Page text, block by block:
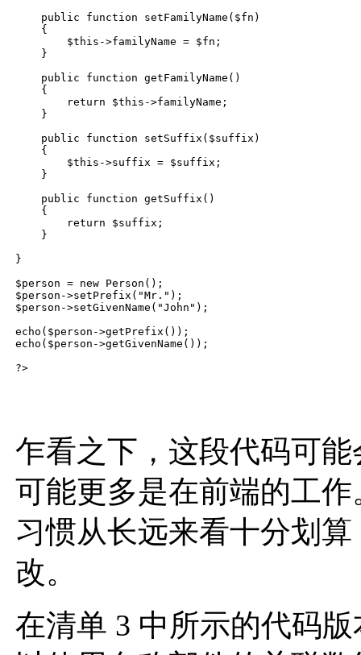
    public function setFamilyName($fn)
    {
        $this->familyName = $fn;
    }
    public function getFamilyName()
    {
        return $this->familyName;
    }
    public function setSuffix($suffix)
    {
        $this->suffix = $suffix;
    }
    public function getSuffix()
    {
        return $suffix;
    }
}
$person = new Person();
$person->setPrefix("Mr.");
$person->setGivenName("John");
echo($person->getPrefix());
echo($person->getGivenName());
乍看之下，这段代码可
可能更多是在前端的工
习惯从长远来看十分划
改。
在清单 3 中所示的代码